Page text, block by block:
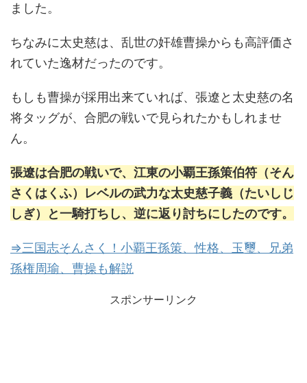
ました。
ちなみに太史慈は、乱世の奸雄曹操からも高評価さ
れていた逸材だったのです。
もしも曹操が採用出来ていれば、張遼と太史慈の名
将タッグが、合肥の戦いで見られたかもしれませ
ん。
張遼は合肥の戦いで、江東の小覇王孫策伯符（そん
さくはくふ）レベルの武力な太史慈子義（たいしじ
しぎ）と一騎打ちし、逆に返り討ちにしたのです。
⇒三国志そんさく！小覇王孫策、性格、玉璽、兄弟
孫権周瑜、曹操も解説
スポンサーリンク